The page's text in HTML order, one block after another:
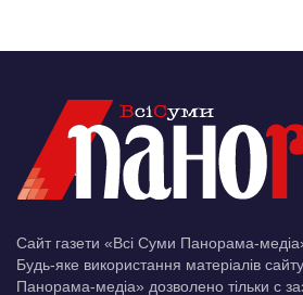
Сайт газети «Всі Суми Панорама-
Будь-яке використання матеріалів
Панорама-медіа» дозволено тільки c